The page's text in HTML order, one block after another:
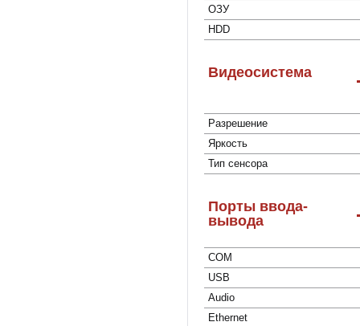
ОЗУ
HDD
Видеосистема
Разрешение
Яркость
Тип сенсора
Порты ввода-
вывода
COM
USB
Audio
Ethernet